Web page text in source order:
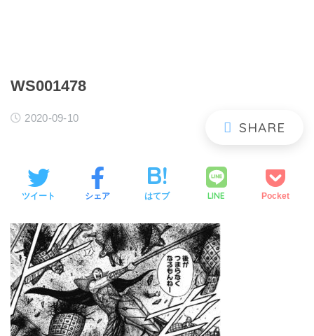
WS001478
2020-09-10
ツイート シェア はてブ LINE Pocket